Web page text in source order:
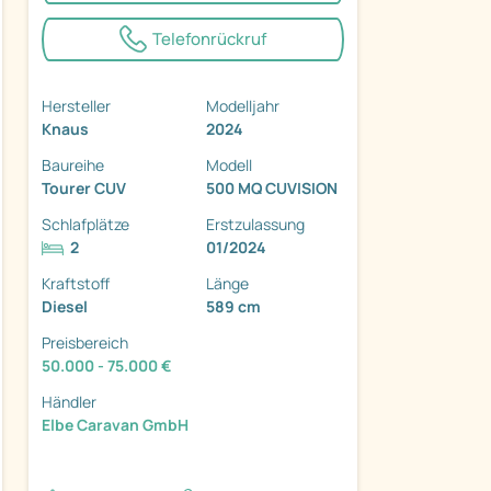
Telefonrückruf
Hersteller
Knaus
Modelljahr
2024
Baureihe
Tourer CUV
Modell
500 MQ CUVISION
Schlafplätze
2
Erstzulassung
01/2024
Kraftstoff
Diesel
Länge
589 cm
Preisbereich
50.000 - 75.000 €
Händler
Elbe Caravan GmbH